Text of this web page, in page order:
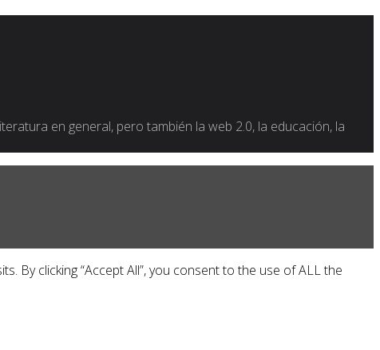
en general, pero también la web 2.0, la educación, la
By clicking “Accept All”, you consent to the use of ALL the